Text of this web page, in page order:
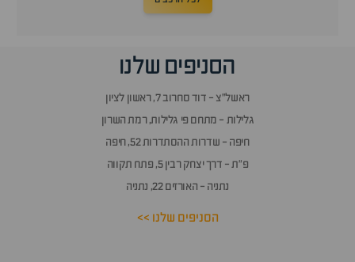
הסניפים שלנו
ראשל״צ - דוד סחרוב 7, ראשון לציון
גלילות - מתחם פי גלילות, רמת השרון
חיפה - שדרות ההסתדרות 52, חיפה
פ״ת - דרך יצחק רבין 5, פתח תקווה
נתניה - האורזים 22, נתניה
הסניפים שלנו >>